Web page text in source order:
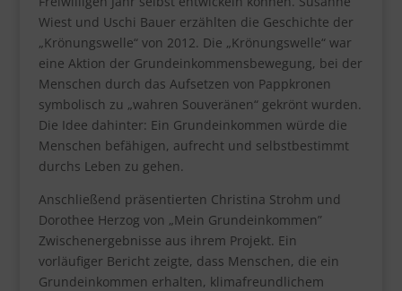
Wiest und Uschi Bauer erzählten die Geschichte der
„Krönungswelle“ von 2012. Die „Krönungswelle“ war
eine Aktion der Grundeinkommensbewegung, bei der
Menschen durch das Aufsetzen von Pappkronen
symbolisch zu „wahren Souveränen“ gekrönt wurden.
Die Idee dahinter: Ein Grundeinkommen würde die
Menschen befähigen, aufrecht und selbstbestimmt
durchs Leben zu gehen.
Anschließend präsentierten Christina Strohm und
Dorothee Herzog von „Mein Grundeinkommen”
Zwischenergebnisse aus ihrem Projekt. Ein
vorläufiger Bericht zeigte, dass Menschen, die ein
Grundeinkommen erhalten, klimafreundlichem